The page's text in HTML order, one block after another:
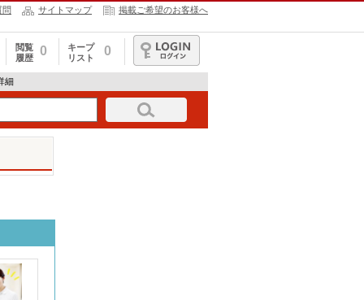
問 サイトマップ 掲載ご希望のお客様へ
閲覧
履歴
0
キープ
リスト
0
ログイン
細